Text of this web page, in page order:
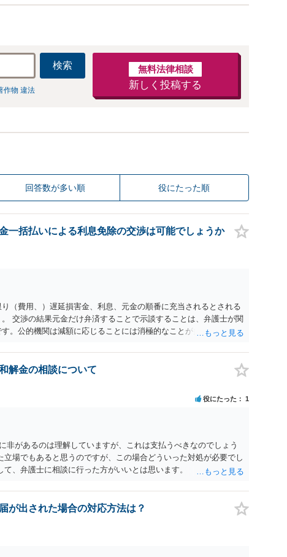
検索
作物 違法
無料法律相談
新しく投稿する
回答数が多い順 役にたった順
一括払いによる利息免除の交渉は可能でしょうか
（費用、）遅延損害金、利息、元金の順番に充当されるとされる
交渉の結果元金だけ弁済することで示談することは、弁護士が関
。公的機関は減額に応じることには消極的なことが多いものの、
解金の相談について
役にたった 1
非があるのは理解していますが、これは支払うべきなのでしょう
場でもあると思うのですが、この場合どういった対処が必要でし
て、弁護士に相談に行った方がいいとは思います。 そもそも、
いです。相談者さんも１００万円の被害を受けたとして、１円も
できるだけ重い刑罰を与えて欲しい、と思われるのではないでし
回すことも考えられるので、 兼ね合いは考えてみましょう。
が出された場合の対応方法は？